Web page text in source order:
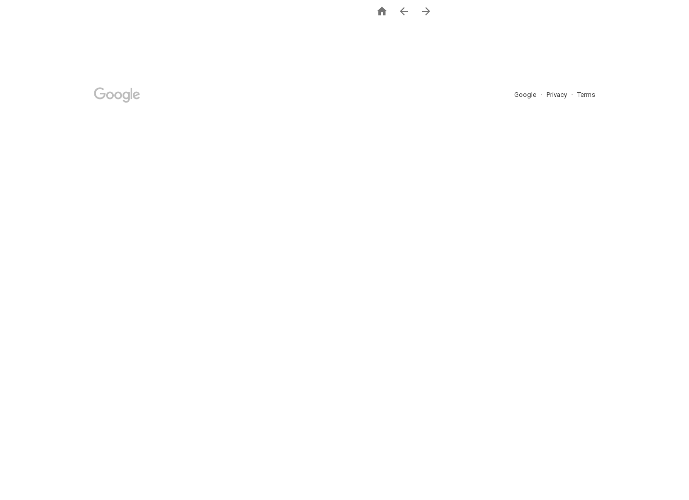
  
Google Privacy Terms